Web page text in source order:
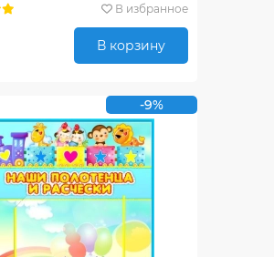
В избранное
В корзину
-9%